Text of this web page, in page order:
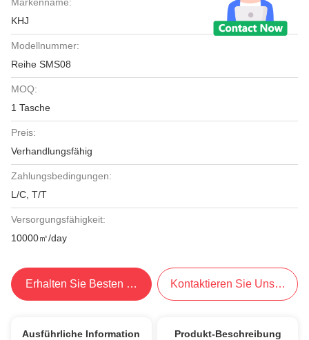
KHJ
Modellnummer:
Reihe SMS08
MOQ:
1 Tasche
Preis:
Verhandlungsfähig
Zahlungsbedingungen:
L/C, T/T
Versorgungsfähigkeit:
10000㎡/day
Erhalten Sie Besten Preis Kontaktieren Sie Uns Jetzt
Ausführliche Information Produkt-Beschreibung